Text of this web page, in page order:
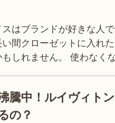
スはブランドが好きな人
い間クローゼットに入れ
しれません。 使わなく
騰中！ルイヴィト
の？